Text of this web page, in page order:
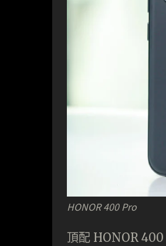
HONOR 400 Pro
頂配 HONOR 400